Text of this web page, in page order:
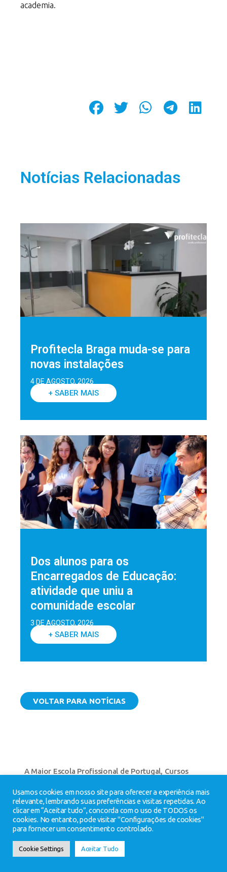
academia.
Notícias Relacionadas
Profitecla Braga muda-se para
novas instalações
4 DE AGOSTO, 2026
+ SABER MAIS
Dos alunos para os
Encarregados de Educação:
atividade que uniu a
comunidade escolar
3 DE AGOSTO, 2026
+ SABER MAIS
VOLTAR PARA NOTÍCIAS
A Maior Escola Profissional de Portugal, Cursos
Escolas,legacy,Porto,Profitecla
←mais recentes 1 2
Usamos cookies em nosso site para oferecer a experiência mais
relevante, lembrando suas preferências e visitas repetidas. Ao
clicar em “Aceitar tudo”, concorda com o uso de TODOS os
cookies. No entanto, pode visitar "Configurações de cookies"
para fornecer um consentimento controlado.
Cookie Settings Aceitar Tudo